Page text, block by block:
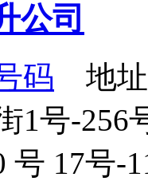
公司
码 地址
1号-256
号 17号-